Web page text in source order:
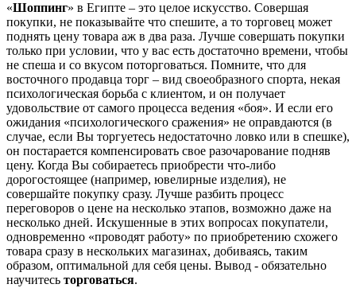
«Шоппинг» в Египте – это целое искусство. Совершая
покупки, не показывайте что спешите, а то торговец может
поднять цену товара аж в два раза. Лучше совершать покупки
только при условии, что у вас есть достаточно времени, чтобы
не спеша и со вкусом поторговаться. Помните, что для
восточного продавца торг – вид своеобразного спорта, некая
психологическая борьба с клиентом, и он получает
удовольствие от самого процесса ведения «боя». И если его
ожидания «психологического сражения» не оправдаются (в
случае, если Вы торгуетесь недостаточно ловко или в спешке),
он постарается компенсировать свое разочарование подняв
цену. Когда Вы собираетесь приобрести что-либо
дорогостоящее (например, ювелирные изделия), не
совершайте покупку сразу. Лучше разбить процесс
переговоров о цене на несколько этапов, возможно даже на
несколько дней. Искушенные в этих вопросах покупатели,
одновременно «проводят работу» по приобретению схожего
товара сразу в нескольких магазинах, добиваясь, таким
образом, оптимальной для себя цены. Вывод - обязательно
научитесь торговаться.